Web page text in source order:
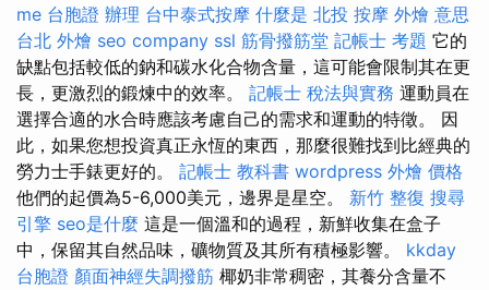
me 台胞證 辦理 台中泰式按摩 什麼是 北投 按摩 外燴 意思
台北 外燴 seo company ssl 筋骨撥筋堂 記帳士 考題 它的
缺點包括較低的鈉和碳水化合物含量，這可能會限制其在更
長，更激烈的鍛煉中的效率。 記帳士 稅法與實務 運動員在
選擇合適的水合時應該考慮自己的需求和運動的特徵。 因
此，如果您想投資真正永恆的東西，那麼很難找到比經典的
勞力士手錶更好的。 記帳士 教科書 wordpress 外燴 價格
他們的起價為5-6,000美元，邊界是星空。 新竹 整復 搜尋
引擎 seo是什麼 這是一個溫和的過程，新鮮收集在盒子
中，保留其自然品味，礦物質及其所有積極影響。 kkday
台胞證 顏面神經失調撥筋 椰奶非常稠密，其養分含量不